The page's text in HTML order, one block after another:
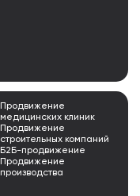
Продвижение
медицинских клиник
Продвижение
строительных компаний
Б2Б-продвижение
Продвижение
производства